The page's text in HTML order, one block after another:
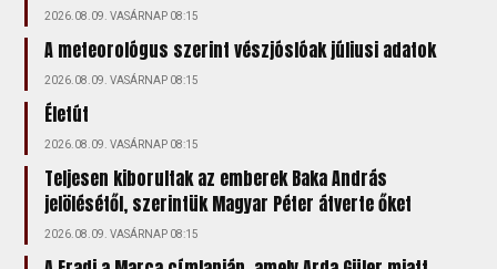
2026.08.09. VASÁRNAP 08:15
A meteorológus szerint vészjóslóak júliusi adatok
2026.08.09. VASÁRNAP 08:15
Életút
2026.08.09. VASÁRNAP 08:15
Teljesen kiborultak az emberek Baka András
jelölésétől, szerintük Magyar Péter átverte őket
2026.08.09. VASÁRNAP 08:15